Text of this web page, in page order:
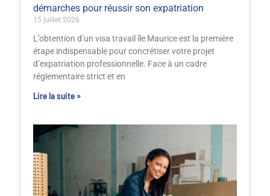
démarches pour réussir son expatriation
15 juillet 2026
L’obtention d’un visa travail île Maurice est la première
étape indispensable pour concrétiser votre projet
d’expatriation professionnelle. Face à un cadre
réglementaire strict et en
Lire la suite »